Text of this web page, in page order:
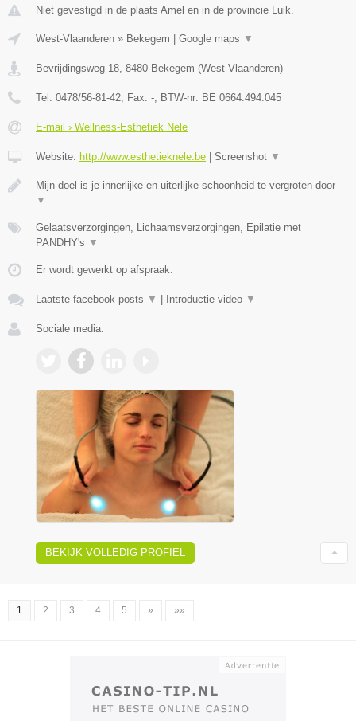
Niet gevestigd in de plaats Amel en in de provincie Luik.
West-Vlaanderen » Bekegem Google maps ▼
Bevrijdingsweg 18, 8480 Bekegem (West-Vlaanderen)
Tel: 0478/56-81-42, Fax: -, BTW-nr: BE 0664.494.045
E-mail › Wellness-Esthetiek Nele
Website: http://www.esthetieknele.be Screenshot ▼
Mijn doel is je innerlijke en uiterlijke schoonheid te vergroten door
▼
Gelaatsverzorgingen, Lichaamsverzorgingen, Epilatie met
PANDHY's ▼
Er wordt gewerkt op afspraak.
Laatste facebook posts ▼ Introductie video ▼
Sociale media:
BEKIJK VOLLEDIG PROFIEL
1 2 3 4 5 » »»